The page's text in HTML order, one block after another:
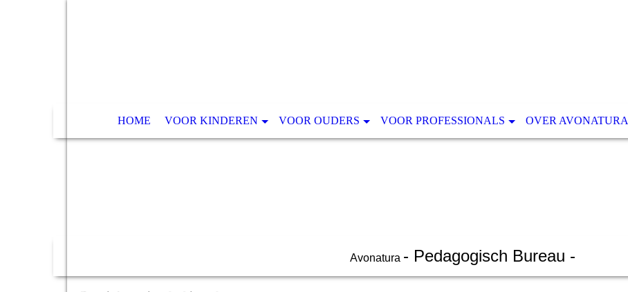
HOME VOOR KINDEREN VOOR OUDERS VOOR PROFESSIONALS OVER AVONATURA
Avonatura - Pedagogisch Bureau -